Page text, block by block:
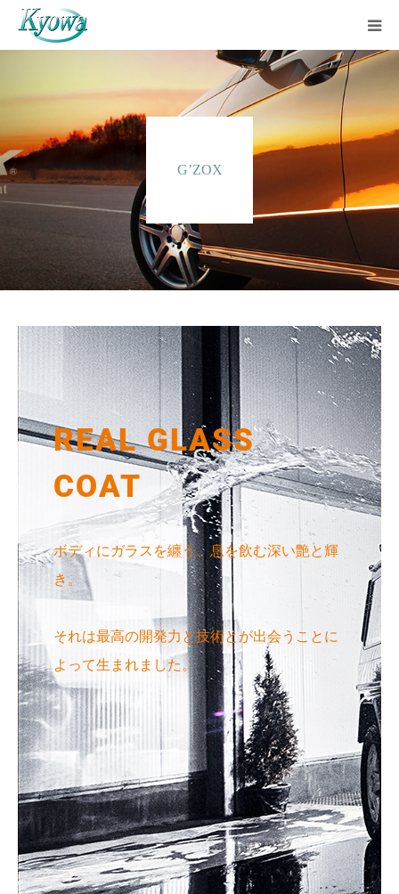
G’ZOX
REAL GLASS
COAT
ボディにガラスを纏う、息を飲む深い艶と輝
き。
それは最高の開発力と技術とが出会うことに
よって生まれました。
サービス内容
会社案内
お問い合わせ
バーチャルツアー
Instagram